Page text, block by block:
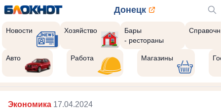
Донецк
Новости Хозяйство
Бары
- рестораны
Авто Работа Магазины
Экономика 17.04.2024